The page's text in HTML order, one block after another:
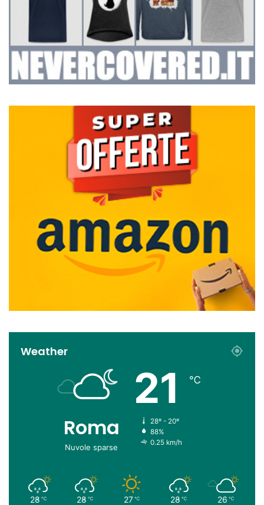
Weather
Roma
Nuvole sparse
21 ℃
28º - 20º
88%
0.25 km/h
28 ℃ 28 ℃ 27 ℃ 28 ℃ 26 ℃